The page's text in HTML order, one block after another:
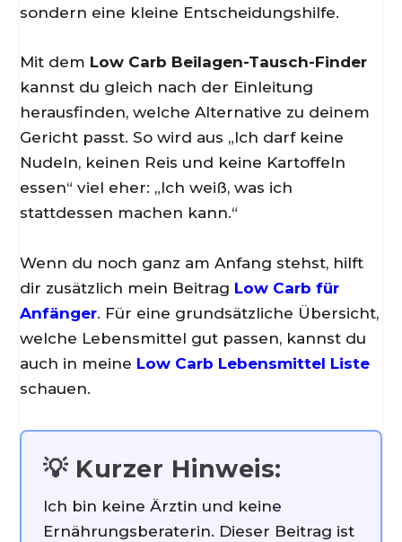
sondern eine kleine Entscheidungshilfe.
Mit dem Low Carb Beilagen-Tausch-Finder
kannst du gleich nach der Einleitung
herausfinden, welche Alternative zu deinem
Gericht passt. So wird aus „Ich darf keine
Nudeln, keinen Reis und keine Kartoffeln
essen“ viel eher: „Ich weiß, was ich
stattdessen machen kann.“
Wenn du noch ganz am Anfang stehst, hilft
dir zusätzlich mein Beitrag Low Carb für
Anfänger. Für eine grundsätzliche Übersicht,
welche Lebensmittel gut passen, kannst du
auch in meine Low Carb Lebensmittel Liste
schauen.
💡 Kurzer Hinweis:
Ich bin keine Ärztin und keine
Ernährungsberaterin. Dieser Beitrag ist